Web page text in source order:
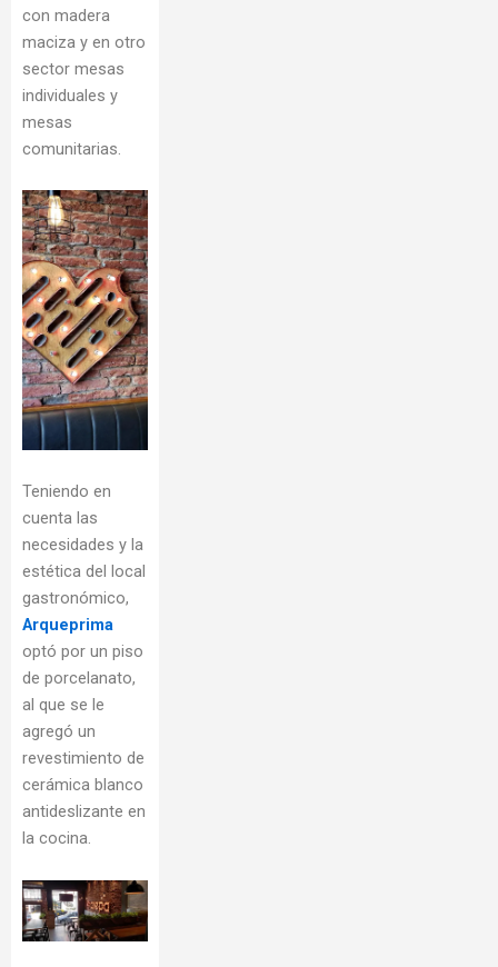
con madera
maciza y en otro
sector mesas
individuales y
mesas
comunitarias.
Teniendo en
cuenta las
necesidades y la
estética del local
gastronómico,
Arqueprima
optó por un piso
de porcelanato,
al que se le
agregó un
revestimiento de
cerámica blanco
antideslizante en
la cocina.